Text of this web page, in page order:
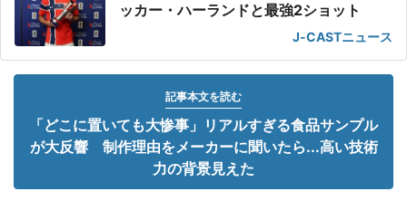
ッカー・ハーランドと最強2ショット
J-CASTニュース
記事本文を読む
「どこに置いても大惨事」リアルすぎる食品サンプル
が大反響 制作理由をメーカーに聞いたら...高い技術
力の背景見えた